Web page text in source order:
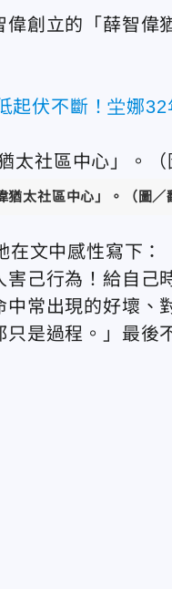
偉創立的「薛智
起伏不斷！坣娜32
太社區中心」。（圖／
在文中感性寫下：
己行為！給自己
常出現的好壞、
是過程。」最後